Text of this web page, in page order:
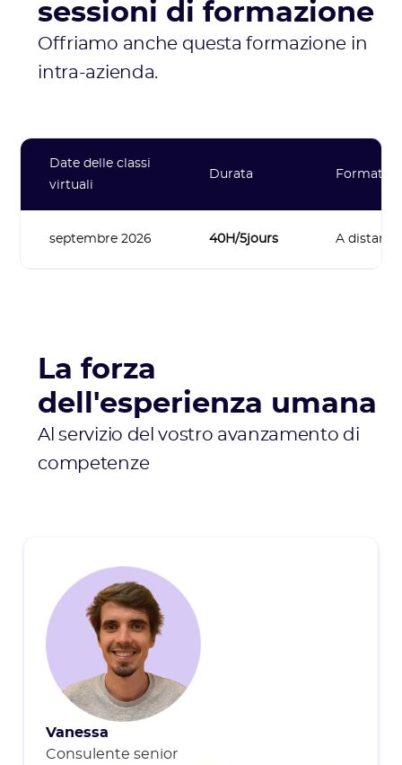
sessioni di formazione
Offriamo anche questa formazione in
intra-azienda.
Date delle classi
virtuali
Durata Formato
septembre 2026 40H/5jours A distanza
La forza
dell'esperienza umana
Al servizio del vostro avanzamento di
competenze
Vanessa
Consulente senior